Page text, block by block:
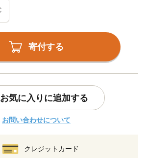
寄付する
お気に入りに追加する
お問い合わせについて
クレジットカード